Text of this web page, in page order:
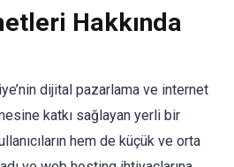
Hakkında
dijital pazarlama ve internet
katkı sağlayan yerli bir
hem de küçük ve orta